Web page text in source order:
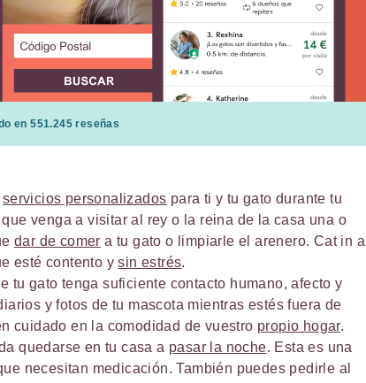
en 551.245 reseñas
servicios personalizados para ti y tu gato durante tu
venga a visitar al rey o la reina de la casa una o
dar de comer a tu gato o limpiarle el arenero. Cat in a
esté contento ysin estrés.
tu gato tenga suficiente contacto humano, afecto y
y fotos de tu mascota mientras estés fuera de
cuidado en la comodidad de vuestro propio hogar.
quedarse en tu casa a pasar la noche. Esta es una
necesitan medicación. También puedes pedirle al